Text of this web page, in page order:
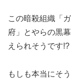
この暗殺組織「
府」とやらの黒
えられそうです!?
もしも本当にそ